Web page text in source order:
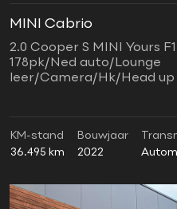
MINI Cabrio
2.0 Cooper S MINI Yours
178pk/Ned auto/Lounge
leer/Camera/Hk/Head up
KM-stand
36.495 km
Bouwjaar
2022